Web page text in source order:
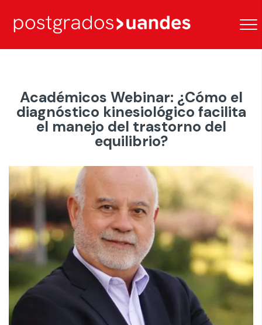
Académicos Webinar: ¿Cómo el
diagnóstico kinesiológico facilita
el manejo del trastorno del
equilibrio?